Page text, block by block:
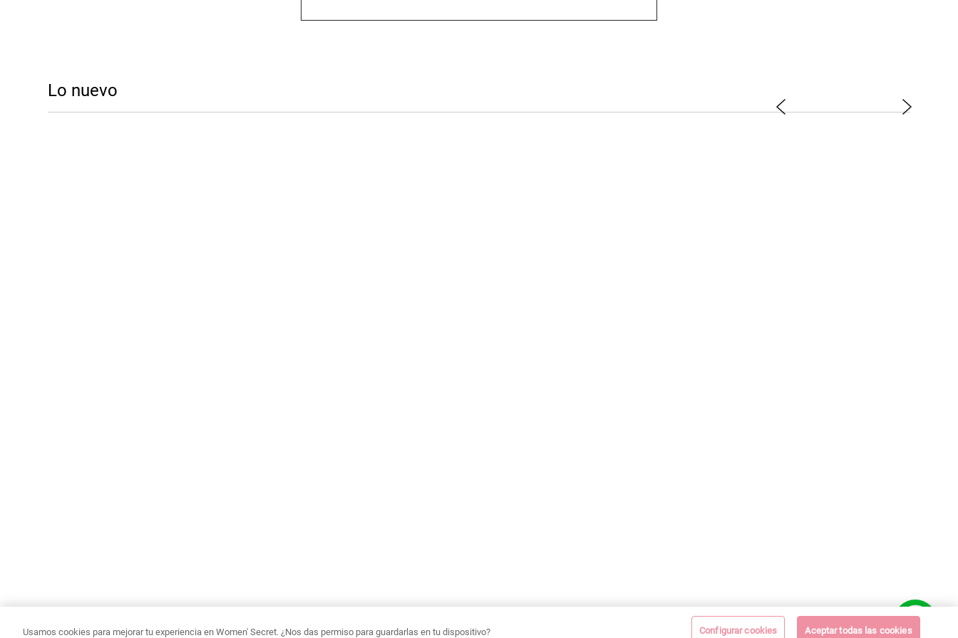
Lo nuevo
Usamos cookies para mejorar tu experiencia en Women' Secret. ¿Nos das permiso para guardarlas en tu dispositivo? Configurar cookies Aceptar todas las cookies